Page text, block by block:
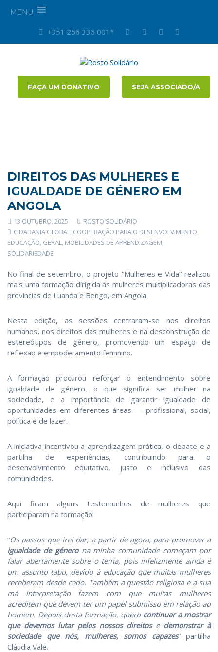
MENU
+351 256 336 001*
FAÇA UM DONATIVO SEJA ASSOCIADO/A
DIREITOS DAS MULHERES E
IGUALDADE DE GÉNERO EM
ANGOLA
13 OUTUBRO, 2025
ROSTO SOLIDÁRIO
CIDADANIA GLOBAL, COOPERAÇÃO PARA O DESENVOLVIMENTO,
EDUCAÇÃO, GERAL, MOBILIDADES DE APRENDIZAGEM,
SOLIDARIEDADE
No final de setembro, o projeto “Mulheres e Vida” realizou
mais uma formação dirigida às mulheres multiplicadoras das
províncias de Luanda e Bengo, em Angola.
Nesta edição, as sessões centraram-se nos direitos
humanos, nos direitos das mulheres e na desconstrução de
estereótipos de género, promovendo um espaço de
reflexão e empoderamento feminino.
A formação procurou reforçar o entendimento sobre
igualdade de género, o que significa ser mulher na
sociedade, e a importância de garantir igualdade de
oportunidades em diferentes áreas — profissional, social,
política e de lazer.
A iniciativa incentivou a aprendizagem prática, o debate e a
partilha de experiências, contribuindo para o
desenvolvimento equitativo, justo e inclusivo das
comunidades.
Aqui ficam alguns testemunhos de mulheres que
participaram na formação:
“Os passos que irei dar, a partir de agora, para promover a
igualdade de génerona minha comunidade começam por
falar abertamente sobre o tema, pois infelizmente ainda é
um assunto tabu, devido à educação que muitas mulheres
receberam desde cedo. Também a questão religiosa e a sua
má interpretação fazem com que muitas mulheres
acreditem que devem ter um papel submisso em relação ao
homem. Depois desta formação, quero continuar a mostrar
que devemos lutar pelos nossos direitose demonstrar à
sociedade que nós, mulheres, somos capazes” partilha
Cláudia Vale.